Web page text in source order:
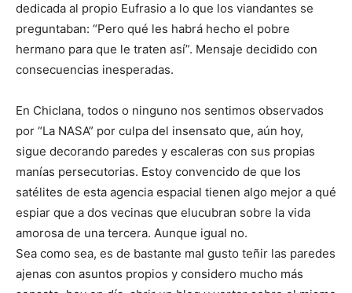
dedicada al propio Eufrasio a lo que los viandantes se
preguntaban: “Pero qué les habrá hecho el pobre
hermano para que le traten así”. Mensaje decidido con
consecuencias inesperadas.
En Chiclana, todos o ninguno nos sentimos observados
por “La NASA” por culpa del insensato que, aún hoy,
sigue decorando paredes y escaleras con sus propias
manías persecutorias. Estoy convencido de que los
satélites de esta agencia espacial tienen algo mejor a qué
espiar que a dos vecinas que elucubran sobre la vida
amorosa de una tercera. Aunque igual no.
Sea como sea, es de bastante mal gusto teñir las paredes
ajenas con asuntos propios y considero mucho más